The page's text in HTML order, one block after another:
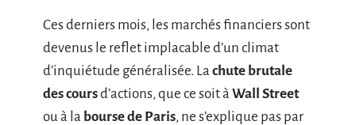
Ces derniers mois, les marchés financiers sont
devenus le reflet implacable d’un climat
d’inquiétude généralisée. La chute brutale
des coursd’actions, que ce soit à Wall Street
ou à la bourse de Paris, ne s’explique pas par